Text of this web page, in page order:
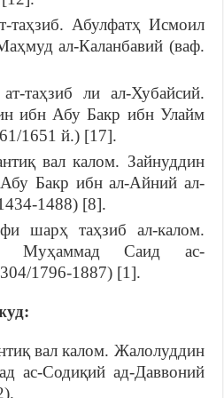
Абулфатҳ Исмоил
ал-Каланбавий (ваф.
таҳзиб ли ал-Хубайсий.
ибн Абу Бакр ибн Улайм
1651 й.) [17].
вал калом. Зайнуддин
Бакр ибн ал-Айний ал-
1488) [8].
шарҳ таҳзиб ал-калом.
Муҳаммад Саид ас-
1796-1887) [1].
вал калом. Жалолуддин
ас-Содиқий ад-Даввоний